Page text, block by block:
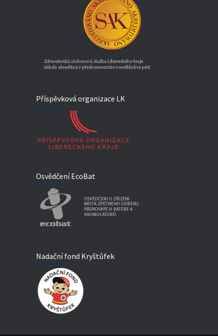
Příspěvková organizace LK
Osvědčení EcoBat
Nadační fond Kryštůfek